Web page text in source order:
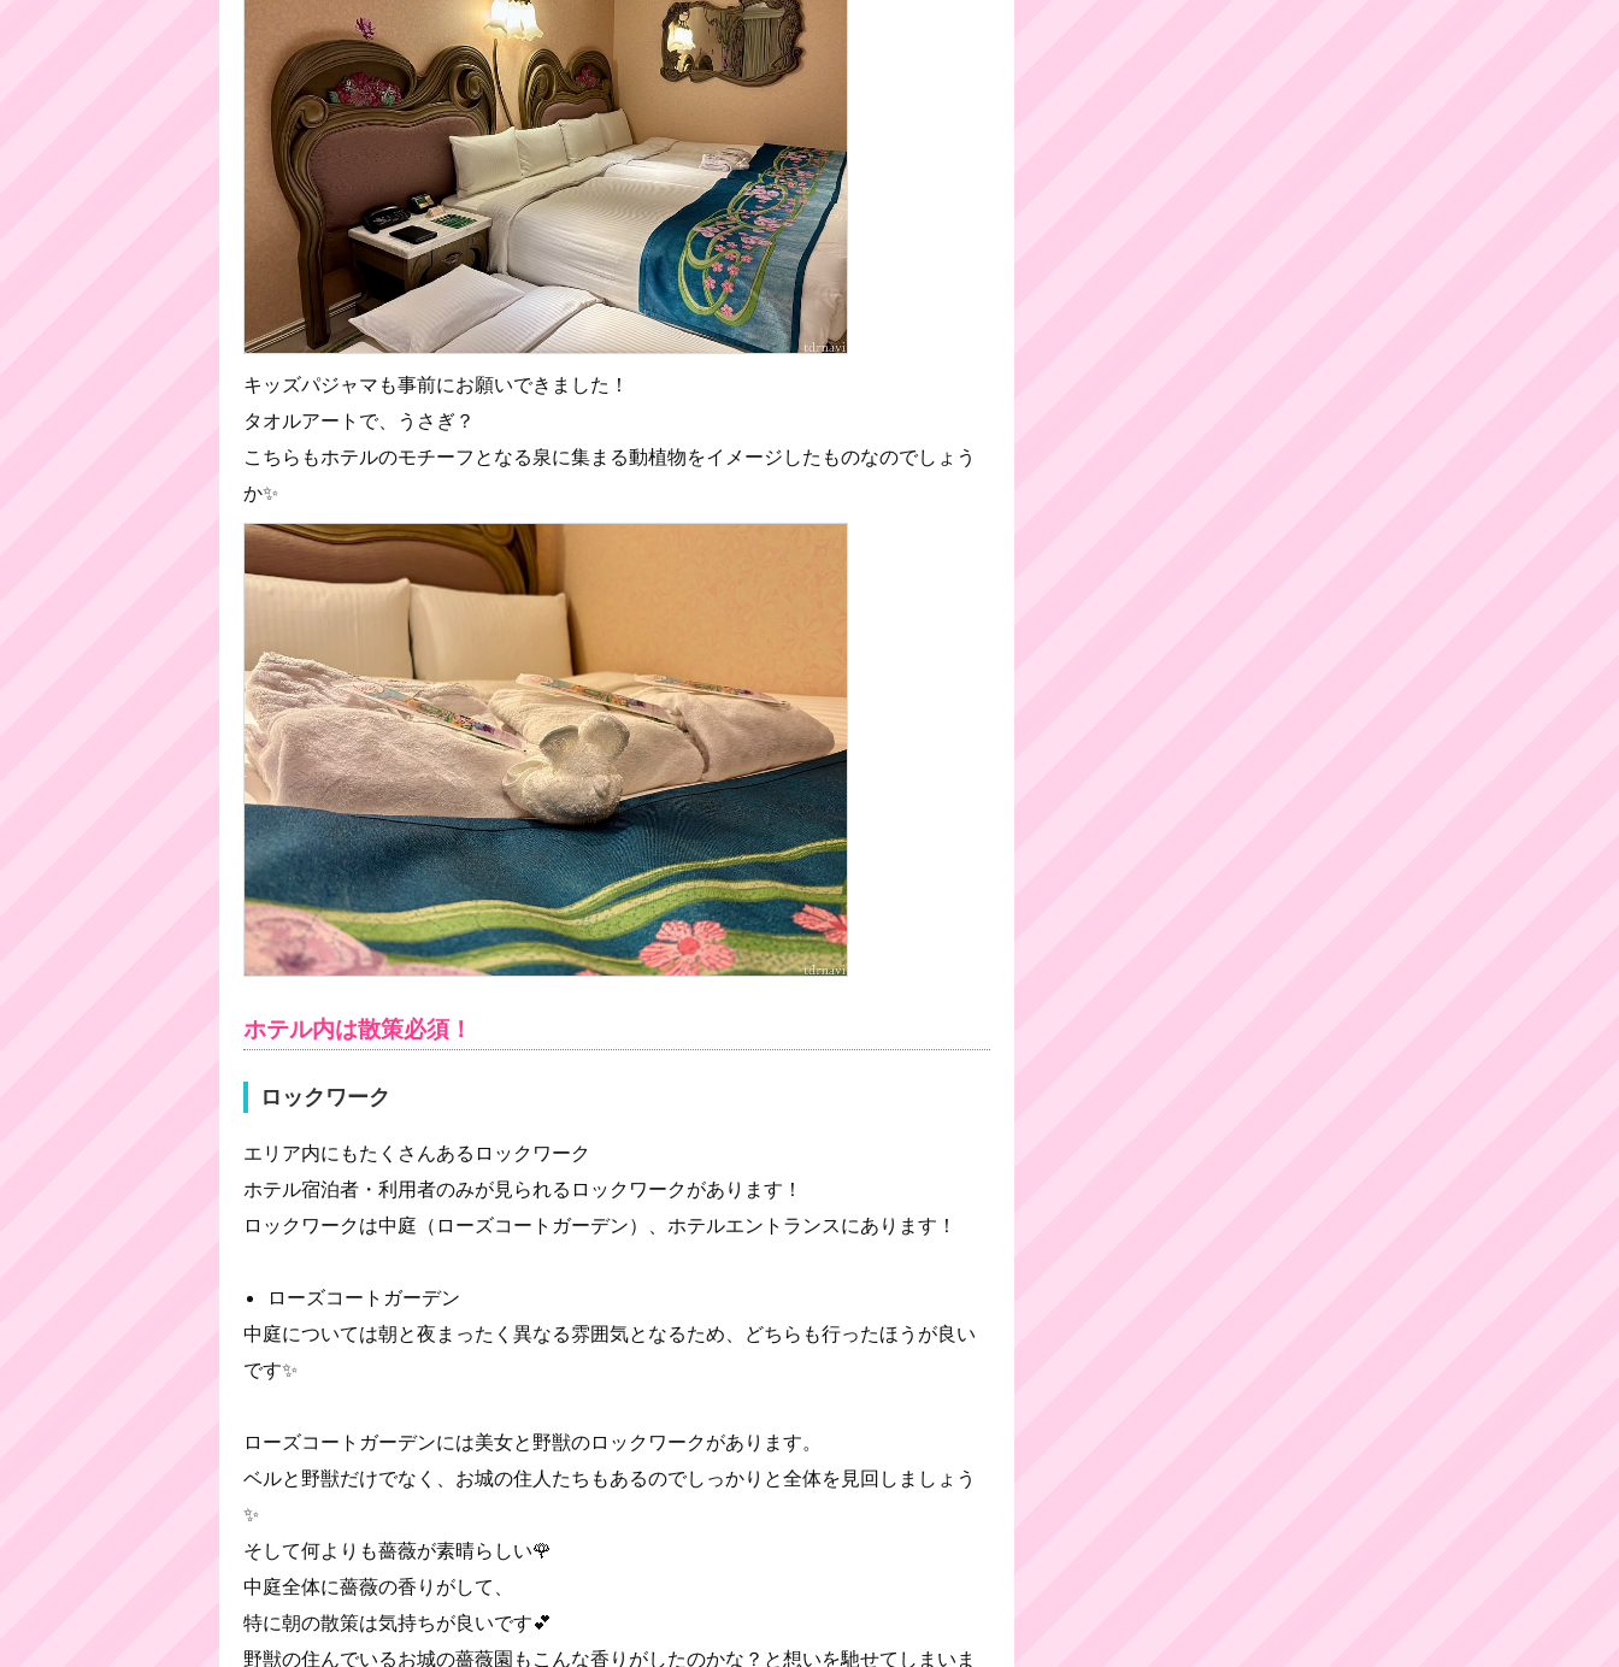
キッズパジャマも事前にお願いできました！
タオルアートで、うさぎ？
こちらもホテルのモチーフとなる泉に集まる動植物をイメージしたものなのでしょう
か✨
ホテル内は散策必須！
ロックワーク
エリア内にもたくさんあるロックワーク
ホテル宿泊者・利用者のみが見られるロックワークがあります！
ロックワークは中庭（ローズコートガーデン）、ホテルエントランスにあります！
ローズコートガーデン
中庭については朝と夜まったく異なる雰囲気となるため、どちらも行ったほうが良い
です✨
ローズコートガーデンには美女と野獣のロックワークがあります。
ベルと野獣だけでなく、お城の住人たちもあるのでしっかりと全体を見回しましょう
✨
そして何よりも薔薇が素晴らしい🌹
中庭全体に薔薇の香りがして、
特に朝の散策は気持ちが良いです💕
野獣の住んでいるお城の薔薇園もこんな香りがしたのかな？と想いを馳せてしまいま